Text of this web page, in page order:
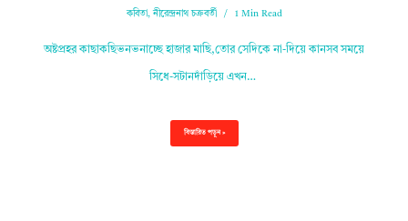
কবিতা,নীরেন্দ্রনাথ চক্রবর্তী 1 Min Read
অষ্টপ্রহর কাছাকছিভনভনাচ্ছে হাজার মাছি,তোর সেদিকে না-দিয়ে কানসব সময়ে
সিধে-সটানদাঁড়িয়ে এখন…
বিস্তারিত পড়ুন »